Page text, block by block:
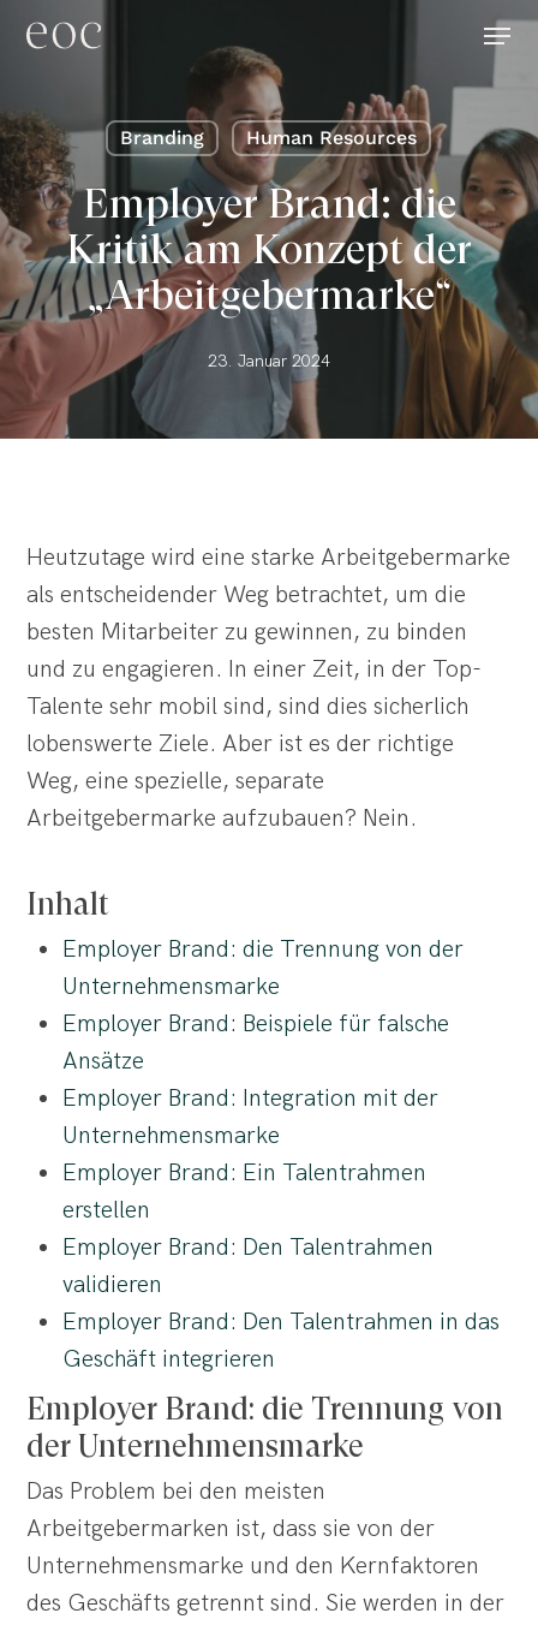
Skip
content
Menu
Branding Human Resources
Employer Brand: die
Kritik am Konzept der
„Arbeitgebermarke“
23. Januar 2024
Heutzutage wird eine starke Arbeitgebermarke
als entscheidender Weg betrachtet, um die
besten Mitarbeiter zu gewinnen, zu binden
und zu engagieren. In einer Zeit, in der Top-
Talente sehr mobil sind, sind dies sicherlich
lobenswerte Ziele. Aber ist es der richtige
Weg, eine spezielle, separate
Arbeitgebermarke aufzubauen? Nein.
Inhalt
Employer Brand: die Trennung von der
Unternehmensmarke
Employer Brand: Beispiele für falsche
Ansätze
Employer Brand: Integration mit der
Unternehmensmarke
Employer Brand: Ein Talentrahmen
erstellen
Employer Brand: Den Talentrahmen
validieren
Employer Brand: Den Talentrahmen in das
Geschäft integrieren
Employer Brand: die Trennung von
der Unternehmensmarke
Das Problem bei den meisten
Arbeitgebermarken ist, dass sie von der
Unternehmensmarke und den Kernfaktoren
des Geschäfts getrennt sind. Sie werden in der